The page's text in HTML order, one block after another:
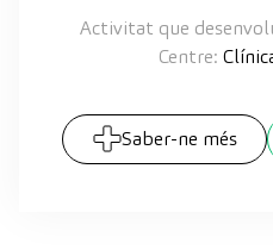
Activitat que
Centre:
Saber-ne més